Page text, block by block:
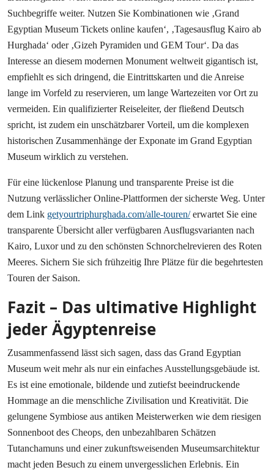
Suchbegriffe weiter. Nutzen Sie Kombinationen wie ‚Grand
Egyptian Museum Tickets online kaufen‘, ‚Tagesausflug Kairo ab
Hurghada‘ oder ‚Gizeh Pyramiden und GEM Tour‘. Da das
Interesse an diesem modernen Monument weltweit gigantisch ist,
empfiehlt es sich dringend, die Eintrittskarten und die Anreise
lange im Vorfeld zu reservieren, um lange Wartezeiten vor Ort zu
vermeiden. Ein qualifizierter Reiseleiter, der fließend Deutsch
spricht, ist zudem ein unschätzbarer Vorteil, um die komplexen
historischen Zusammenhänge der Exponate im Grand Egyptian
Museum wirklich zu verstehen.
Für eine lückenlose Planung und transparente Preise ist die
Nutzung verlässlicher Online-Plattformen der sicherste Weg. Unter
dem Link getyourtriphurghada.com/alle-touren/erwartet Sie eine
transparente Übersicht aller verfügbaren Ausflugsvarianten nach
Kairo, Luxor und zu den schönsten Schnorchelrevieren des Roten
Meeres. Sichern Sie sich frühzeitig Ihre Plätze für die begehrtesten
Touren der Saison.
Fazit – Das ultimative Highlight
jeder Ägyptenreise
Zusammenfassend lässt sich sagen, dass das Grand Egyptian
Museum weit mehr als nur ein einfaches Ausstellungsgebäude ist.
Es ist eine emotionale, bildende und zutiefst beeindruckende
Hommage an die menschliche Zivilisation und Kreativität. Die
gelungene Symbiose aus antiken Meisterwerken wie dem riesigen
Sonnenboot des Cheops, den unbezahlbaren Schätzen
Tutanchamuns und einer zukunftsweisenden Museumsarchitektur
macht jeden Besuch zu einem unvergesslichen Erlebnis. Ein